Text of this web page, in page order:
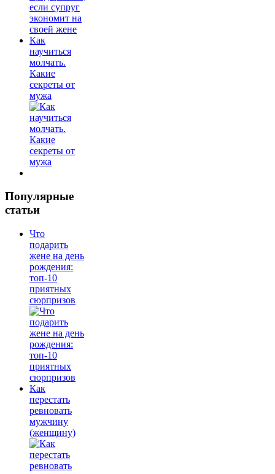
Как
научиться
молчать.
Какие
секреты от
мужа
Популярные
статьи
Что
подарить
жене на день
рождения:
топ-10
приятных
сюрпризов
Как
перестать
ревновать
мужчину
(женщину)